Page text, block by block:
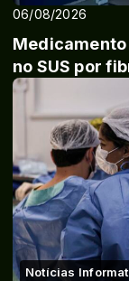
06/08/2026
no SUS por
Notícias